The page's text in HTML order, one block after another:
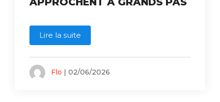
Lire la suite
Flo | 02/06/2026